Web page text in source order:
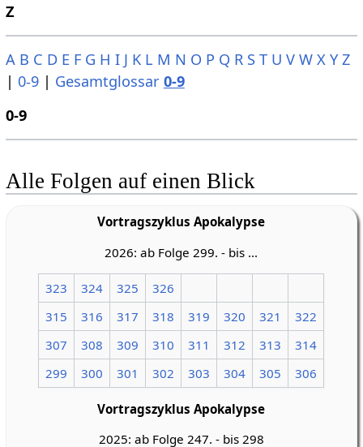
Z
A B C D E F G H I J K L M N O P Q R S T U V W X Y Z
| 0-9| Gesamtglossar 0-9
0-9
Alle Folgen auf einen Blick
Vortragszyklus Apokalypse
2026: ab Folge 299. - bis ...
323 324 325
326
315
316 317 318 319 320 321
322
307
308 309 310 311 312 313
314
299
300 301 302 303 304 305 306
Vortragszyklus Apokalypse
2025: ab Folge 247. - bis 298